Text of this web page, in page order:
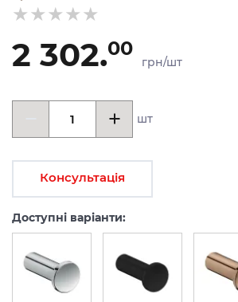
2 302.00
грн/шт
шт
Консультація
Доступні варіанти: